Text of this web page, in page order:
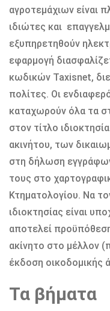
αγροτεμάχιων είναι
ιδιώτες και
εξυπηρετηθούν
εφαρμογή
κωδικών Taxisnet,
πολίτες. Οι
καταχωρούν όλα τα
στον τίτλο
ακινήτου, των
στη δήλωση
τους στο
Κτηματολογίου. Να
ιδιοκτησίας είναι
αποτελεί
ακίνητο στο μέλλον
έκδοση οικοδομικής
Τα βήματα